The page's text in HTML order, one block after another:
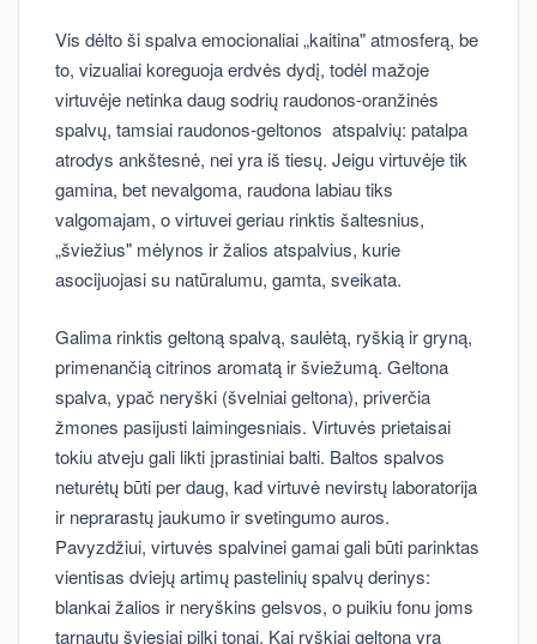
Vis dėlto ši spalva emocionaliai „kaitina" atmosferą, be
to, vizualiai koreguoja erdvės dydį, todėl mažoje
virtuvėje netinka daug sodrių raudonos-oranžinės
spalvų, tamsiai raudonos-geltonos atspalvių: patalpa
atrodys ankštesnė, nei yra iš tiesų. Jeigu virtuvėje tik
gamina, bet nevalgoma, raudona labiau tiks
valgomajam, o virtuvei geriau rinktis šaltesnius,
„šviežius" mėlynos ir žalios atspalvius, kurie
asocijuojasi su natūralumu, gamta, sveikata.
Galima rinktis geltoną spalvą, saulėtą, ryškią ir gryną,
primenančią citrinos aromatą ir šviežumą. Geltona
spalva, ypač neryški (švelniai geltona), priverčia
žmones pasijusti laimingesniais. Virtuvės prietaisai
tokiu atveju gali likti įprastiniai balti. Baltos spalvos
neturėtų būti per daug, kad virtuvė nevirstų laboratorija
ir neprarastų jaukumo ir svetingumo auros.
Pavyzdžiui, virtuvės spalvinei gamai gali būti parinktas
vientisas dviejų artimų pastelinių spalvų derinys:
blankai žalios ir neryškins gelsvos, o puikiu fonu joms
tarnautų šviesiai pilki tonai. Kai ryškiai geltona yra